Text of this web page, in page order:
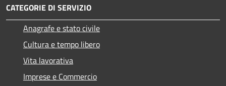
CATEGORIE DI SERVIZIO
Anagrafe e stato civile
Cultura e tempo libero
Vita lavorativa
Imprese e Commercio